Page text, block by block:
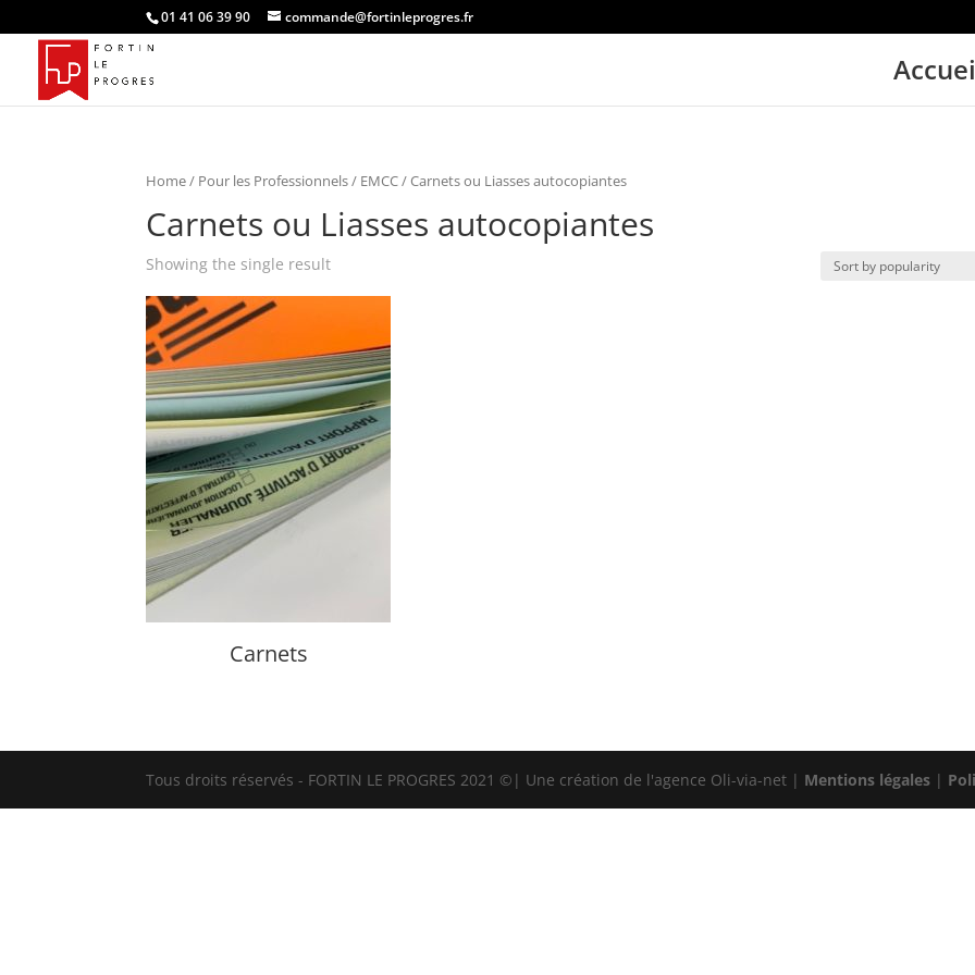
01 41 06 39 90 commande@fortinleprogres.fr
Home/ Pour les Professionnels/ EMCC/ Carnets ou Liasses autocopiantes
Carnets ou Liasses autocopiantes
Showing the single result
Carnets
Tous droits réservés - FORTIN LE PROGRES 2021 ©| Une création de l'agence Oli-via-net | Mentions légales |